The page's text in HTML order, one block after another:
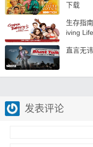
下载
生存指
iving
直言无
发表评论